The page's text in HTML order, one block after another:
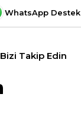
WhatsApp Destek
Bizi Takip Edin